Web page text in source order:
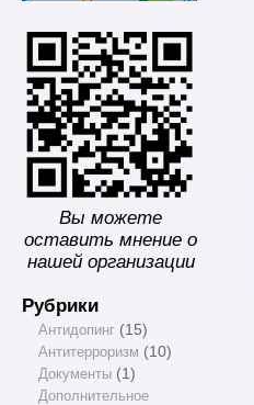
Вы можете
оставить мнение о
нашей организации
Рубрики
Антидопинг(15)
Антитерроризм (10)
Документы(1)
Дополнительное